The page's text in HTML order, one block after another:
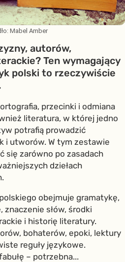
Mabel Amber
autorów,
Ten wymagający
polski to rzeczywiście
przecinki i odmiana
literatura, w której jedno
potrafią prowadzić
i utworów. W tym zestawie
się zarówno po zasadach
dziełach
obejmuje gramatykę,
słów, środki
i historię literatury.
bohaterów, epoki, lektury
reguły językowe.
– potrzebna...